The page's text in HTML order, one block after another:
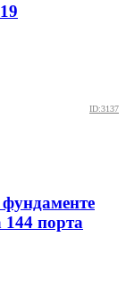
ID:3137
порта